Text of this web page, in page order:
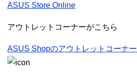
ASUS Store Online
アウトレットコーナーがこちら
ASUS Shopのアウトレットコーナー